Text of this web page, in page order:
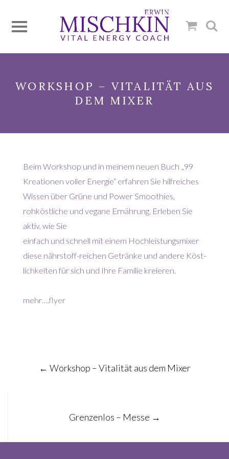
WORKSHOP – VITALITÄT AUS
DEM MIXER
Beim Workshop und in meinem neuen Buch „99
Kreationen voller Energie“ erfahren Sie hilfreiches
Wissen über Grüne und Power Smoothies,
rohköstliche und vegane Ernährung. Erleben Sie
aktiv, wie Sie
einfach und schnell mit einem Hochleistungsmixer
diese nährstoff-reichen Getränke und andere Köst-
lichkeiten für sich und Ihre Familie kreieren.
mehr….flyer
← Workshop – Vitalität aus dem Mixer
Grenzenlos – Messe →